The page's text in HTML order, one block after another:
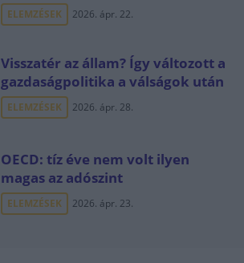
ELEMZÉSEK 2026. ápr. 22.
Visszatér az állam? Így változott a
gazdaságpolitika a válságok után
ELEMZÉSEK 2026. ápr. 28.
OECD: tíz éve nem volt ilyen
magas az adószint
ELEMZÉSEK 2026. ápr. 23.